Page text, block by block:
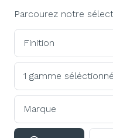
Parcourez notre
Finition
1 gamme
Marque